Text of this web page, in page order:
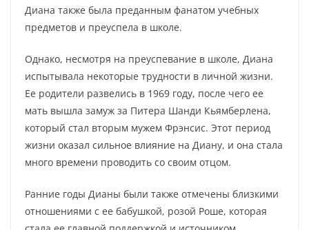
Диана также была преданным фанатом учебных
предметов и преуспела в школе.
Однако, несмотря на преуспевание в школе, Диана
испытывала некоторые трудности в личной жизни.
Ее родители развелись в 1969 году, после чего ее
мать вышла замуж за Питера Шанди Кьямберлена,
который стал вторым мужем Фрэнсис. Этот период
жизни оказал сильное влияние на Диану, и она стала
много времени проводить со своим отцом.
Ранние годы Дианы были также отмечены близкими
отношениями с ее бабушкой, розой Роше, которая